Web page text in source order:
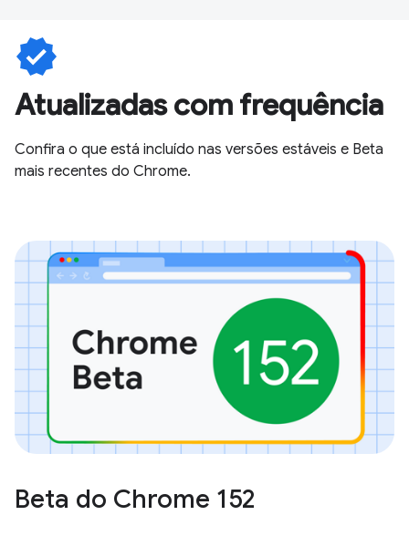
verified
Atualizadas com frequência
Confira o que está incluído nas versões estáveis e Beta
mais recentes do Chrome.
Beta do Chrome 152